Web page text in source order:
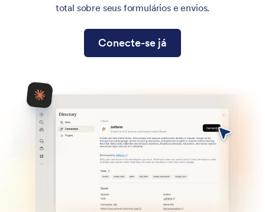
total sobre seus formulários e envios.
Conecte-se já